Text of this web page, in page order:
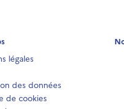
légales
des données
de cookies